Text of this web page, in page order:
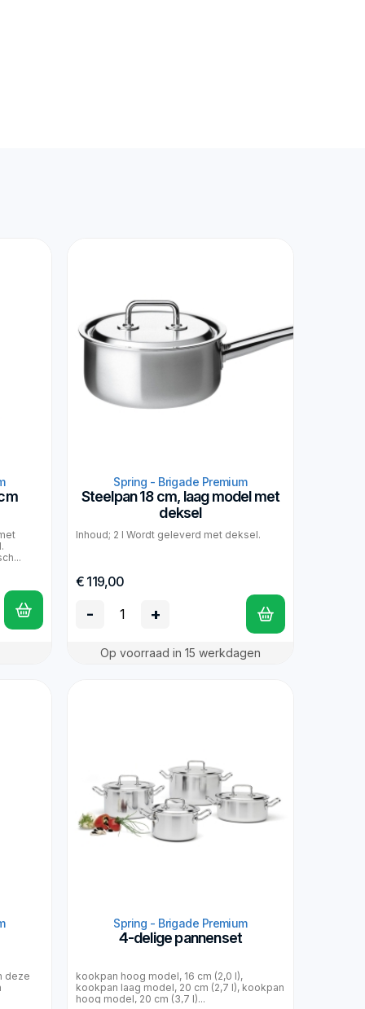
Spring - Brigade Premium
Steelpan 18 cm, laag model met
deksel
Inhoud; 2 l Wordt geleverd met deksel.
€ 119,00
- +
Op voorraad in 15 werkdagen
deze
Spring - Brigade Premium
4-delige pannenset
kookpan hoog model, 16 cm (2,0 l),
kookpan laag model, 20 cm (2,7 l), kookpan
hoog model, 20 cm (3,7 l)...